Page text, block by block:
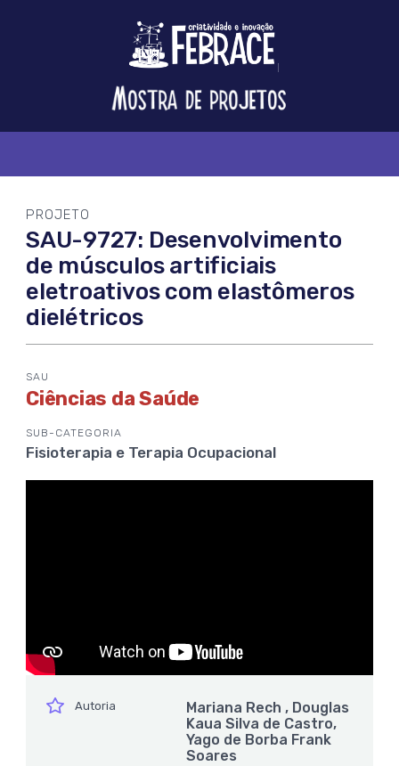
Logo
FEBRACE
Feira
Brasileira
Ciência
PROJETO
SAU-9727: Desenvolvimento
de músculos artificiais
eletroativos com elastômeros
dielétricos
SAU
Ciências da Saúde
SUB-CATEGORIA
Fisioterapia e Terapia Ocupacional
íconeAutoria
Mariana Rech , Douglas
Kaua Silva de Castro,
Yago de Borba Frank
Soares